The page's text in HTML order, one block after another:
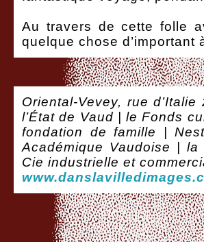
Au travers de cette folle
quelque chose d’important
Oriental-Vevey, rue
l’État de Vaud | le Fonds
fondation de famille |
Académique Vaudoise | la
Cie industrielle et